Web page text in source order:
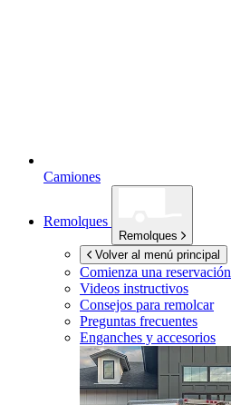
Camiones
Remolques
Remolques
Volver al menú principal
Comienza una reservación
Videos instructivos
Consejos para remolcar
Preguntas frecuentes
Enganches y accesorios